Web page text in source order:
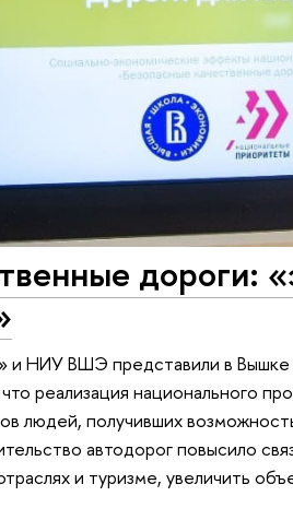
дороги:
НИУ ВШЭ представили в Вышке
реализация национального
людей, получивших
автодорог повысило
и туризме, увеличить